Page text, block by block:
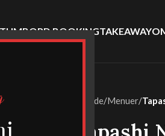
BORD BOOKINGTAKEAWAY
Forside/Menuer/